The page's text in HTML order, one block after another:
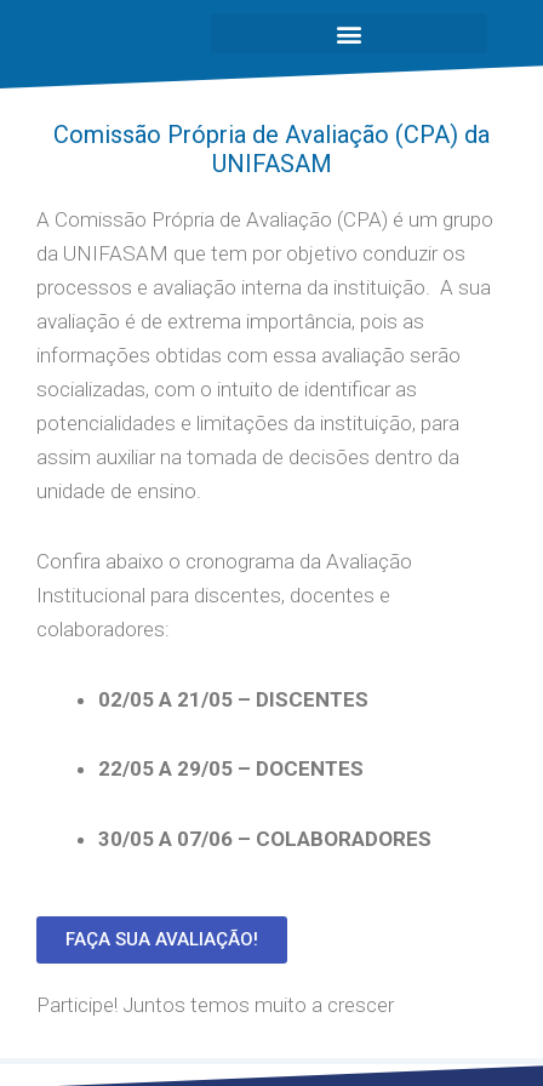
Comissão Própria de Avaliação (CPA) da
UNIFASAM
A Comissão Própria de Avaliação (CPA) é um grupo
da UNIFASAM que tem por objetivo conduzir os
processos e avaliação interna da instituição. A sua
avaliação é de extrema importância, pois as
informações obtidas com essa avaliação serão
socializadas, com o intuito de identificar as
potencialidades e limitações da instituição, para
assim auxiliar na tomada de decisões dentro da
unidade de ensino.
Confira abaixo o cronograma da Avaliação
Institucional para discentes, docentes e
colaboradores:
02/05 A 21/05 – DISCENTES
22/05 A 29/05 – DOCENTES
30/05 A 07/06 – COLABORADORES
FAÇA SUA AVALIAÇÃO!
Participe! Juntos temos muito a crescer